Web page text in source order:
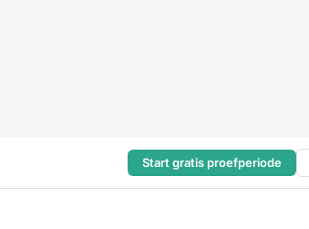
Start gratis proefperiode